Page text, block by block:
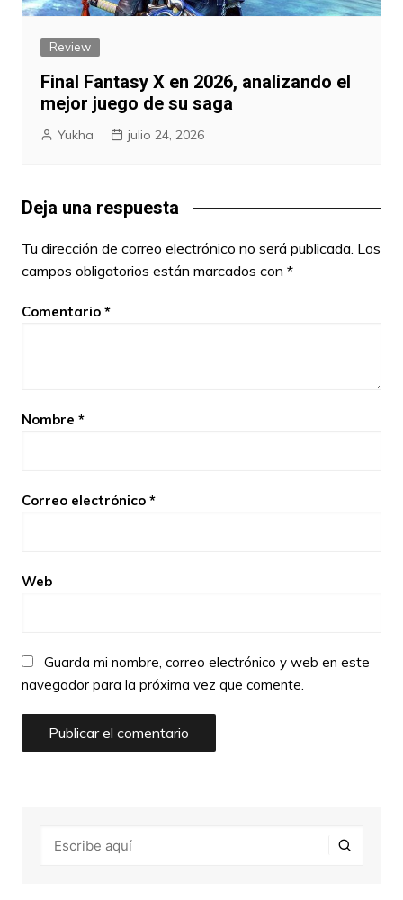
Review
Final Fantasy X en 2026, analizando el
mejor juego de su saga
Yukha julio 24, 2026
Deja una respuesta
Tu dirección de correo electrónico no será publicada. Los
campos obligatorios están marcados con *
Comentario *
Nombre *
Correo electrónico *
Web
Guarda mi nombre, correo electrónico y web en este
navegador para la próxima vez que comente.